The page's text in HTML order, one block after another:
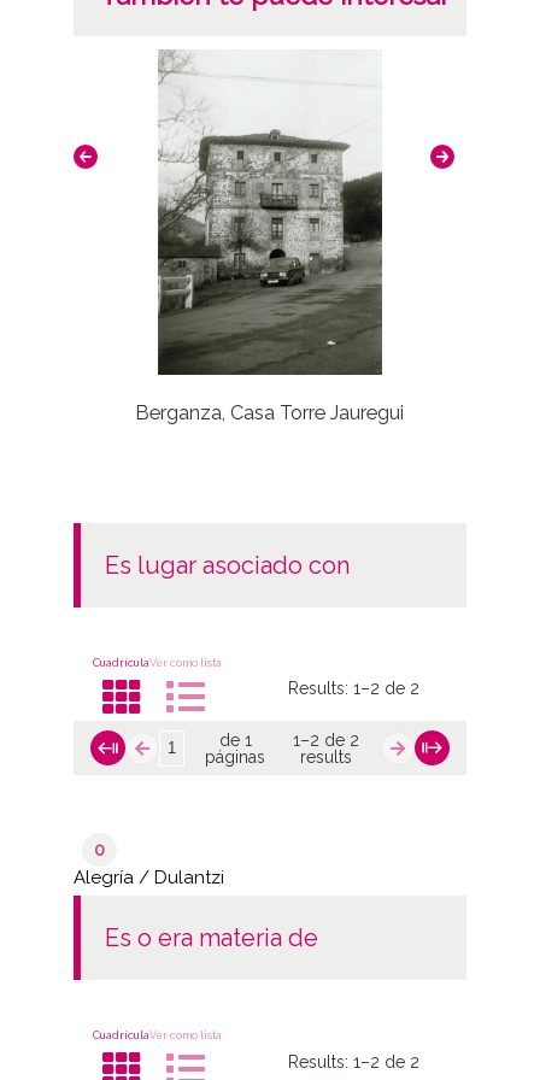
Berganza, Casa Torre Jauregui
es lugar asociado con
CuadrículaVer como lista
Results:1–2 de 2
de 1
páginas
1–2 de 2
results
0
Alegría / Dulantzi
es o era materia de
CuadrículaVer como lista
Results:1–2 de 2